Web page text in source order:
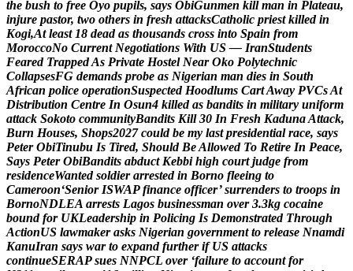
the bush to free Oyo pupils, says ObiGunmen kill man in Plateau,
injure pastor, two others in fresh attacksCatholic priest killed in
Kogi,At least 18 dead as thousands cross into Spain from
MoroccoNo Current Negotiations With US — IranStudents
Feared TrappedAs Private Hostel Near Oko Polytechnic
CollapsesFG demands probe as Nigerian man dies in South
African police operationSuspected Hoodlums CartAway PVCsAt
Distribution Centre In Osun4 killed as bandits in military uniform
attack Sokoto communityBandits Kill 30 In Fresh KadunaAttack,
Burn Houses, Shops2027 could be my last presidential race, says
Peter ObiTinubu Is Tired, Should BeAllowed To Retire In Peace,
Says Peter ObiBandits abduct Kebbi high court judge from
residenceWanted soldier arrested in Borno fleeing to
Cameroon‘Senior ISWAP finance officer’ surrenders to troops in
BornoNDLEA arrests Lagos businessman over 3.3kg cocaine
bound for UKLeadership in Policing Is Demonstrated Through
ActionUS lawmaker asks Nigerian government to release Nnamdi
KanuIran says war to expand further if US attacks
continueSERAP sues NNPCL over ‘failure to account for